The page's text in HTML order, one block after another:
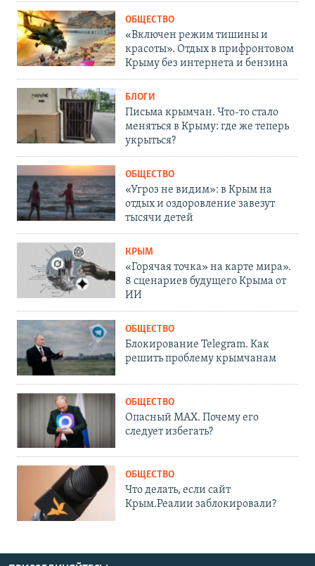
ОБЩЕСТВО
«Включен режим тишины и
красоты». Отдых в прифронтовом
Крыму без интернета и бензина
БЛОГИ
Письма крымчан. Что-то стало
меняться в Крыму: где же теперь
укрыться?
ОБЩЕСТВО
«Угроз не видим»: в Крым на
отдых и оздоровление завезут
тысячи детей
КРЫМ
«Горячая точка» на карте мира».
8 сценариев будущего Крыма от
ИИ
ОБЩЕСТВО
Блокирование Telegram. Как
решить проблему крымчанам
ОБЩЕСТВО
Опасный MAX. Почему его
следует избегать?
ОБЩЕСТВО
Что делать, если сайт
Крым.Реалии заблокировали?